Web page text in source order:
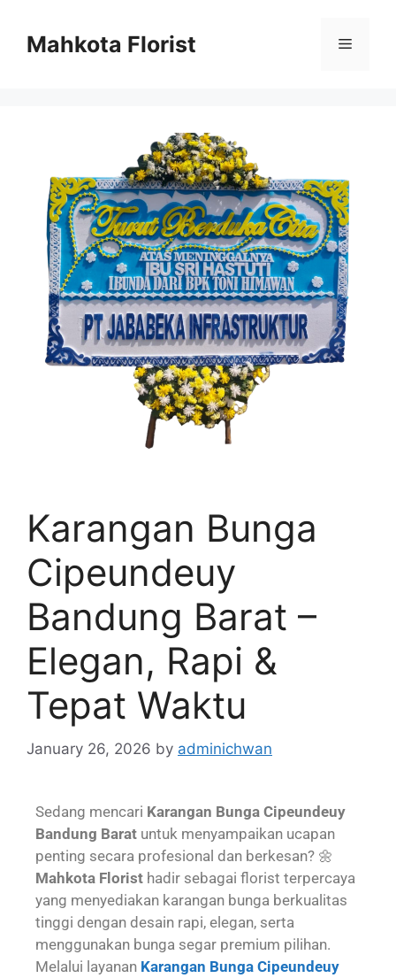
Mahkota Florist
Karangan Bunga
Cipeundeuy
Bandung Barat –
Elegan, Rapi &
Tepat Waktu
January 26, 2026 by adminichwan
Sedang mencari Karangan Bunga Cipeundeuy
Bandung Barat untuk menyampaikan ucapan
penting secara profesional dan berkesan? 🌼
Mahkota Florist hadir sebagai florist terpercaya
yang menyediakan karangan bunga berkualitas
tinggi dengan desain rapi, elegan, serta
menggunakan bunga segar premium pilihan.
Melalui layanan Karangan Bunga Cipeundeuy